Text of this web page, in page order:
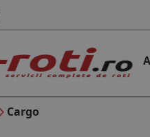
Cargo